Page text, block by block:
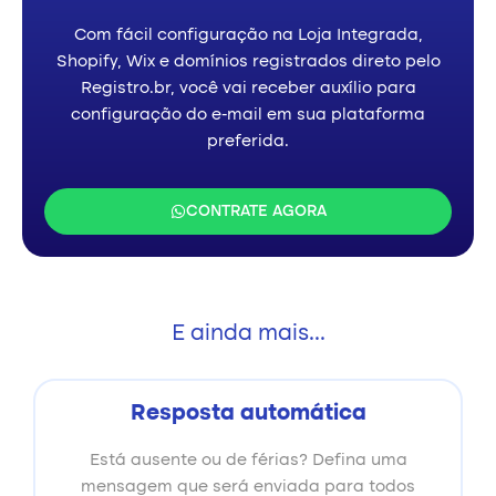
Com fácil configuração na Loja Integrada,
Shopify, Wix e domínios registrados direto pelo
Registro.br, você vai receber auxílio para
configuração do e-mail em sua plataforma
preferida.
CONTRATE AGORA
E ainda mais...
Resposta automática
Está ausente ou de férias? Defina uma
mensagem que será enviada para todos